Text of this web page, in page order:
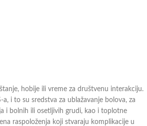
hobije ili vreme za društvenu interakciju.
i to su sredstva za ublažavanje bolova, za
i bolnih ili osetljivih grudi, kao i toplotne
raspoloženja koji stvaraju komplikacije u